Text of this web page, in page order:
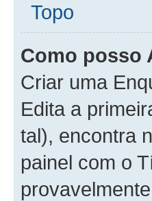
Topo
Como posso
Criar uma
Edita a
tal), encontra
painel com o